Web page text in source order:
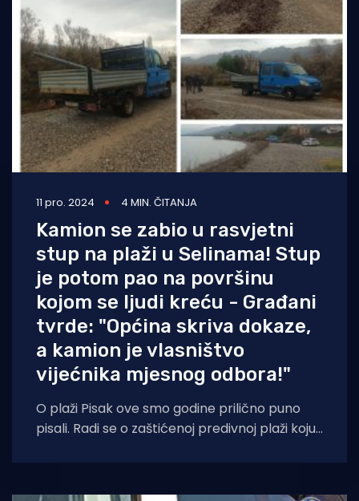
11 pro. 2024 4 MIN. ČITANJA
Kamion se zabio u rasvjetni
stup na plaži u Selinama! Stup
je potom pao na površinu
kojom se ljudi kreću - Građani
tvrde: "Općina skriva dokaze,
a kamion je vlasništvo
vijećnika mjesnog odbora!"
O plaži Pisak ove smo godine prilično puno
pisali. Radi se o zaštićenoj predivnoj plaži koju